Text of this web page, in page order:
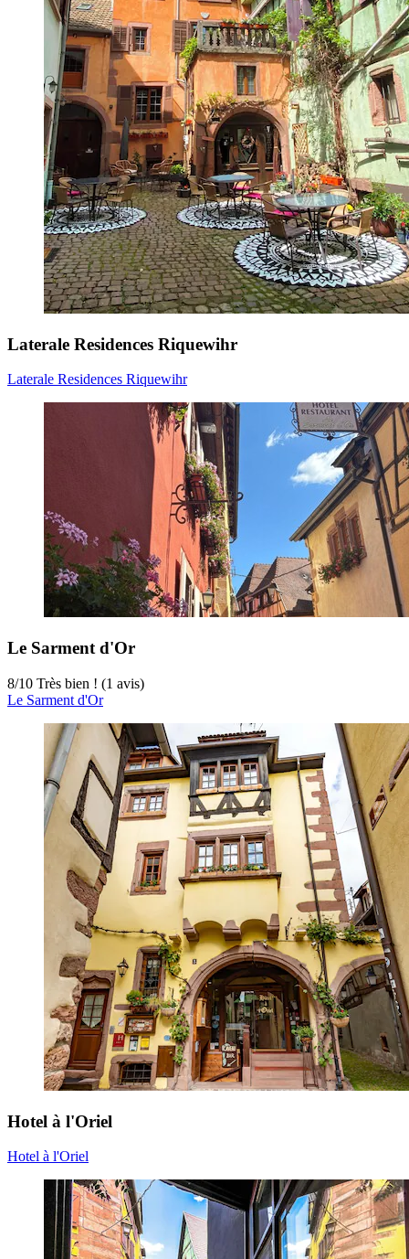
Laterale Residences Riquewihr
Laterale Residences Riquewihr
Le Sarment d'Or
8/10 Très bien ! (1 avis)
Le Sarment d'Or
Hotel à l'Oriel
Hotel à l'Oriel